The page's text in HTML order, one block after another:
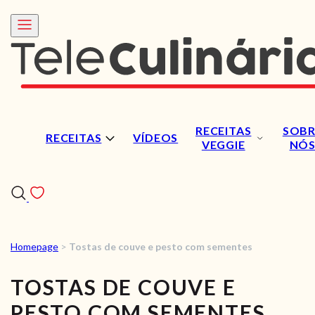
RECEITAS VÍDEOS
RECEITAS
VEGGIE
NÓS
RECEITAS
VÍDEOS
Homepage > Tostas de couve e pesto com sementes
TOSTAS DE COUVE E